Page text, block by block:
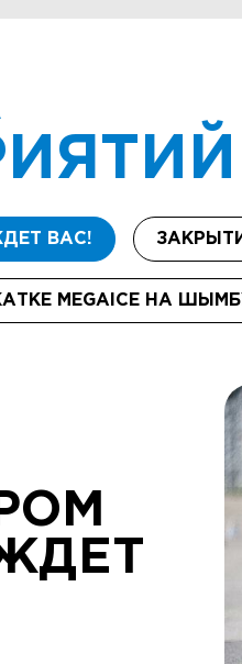
ВАС!
MEGAICE НА